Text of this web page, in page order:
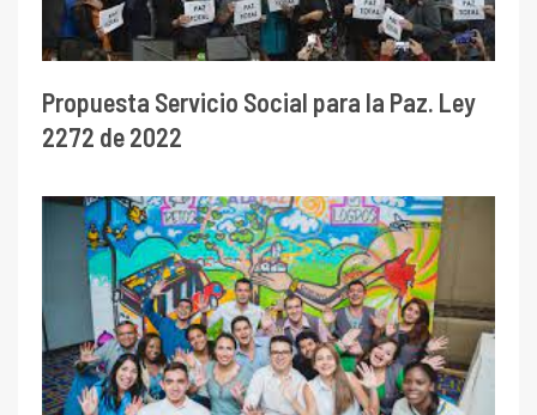
Propuesta Servicio Social para la Paz. Ley
2272 de 2022